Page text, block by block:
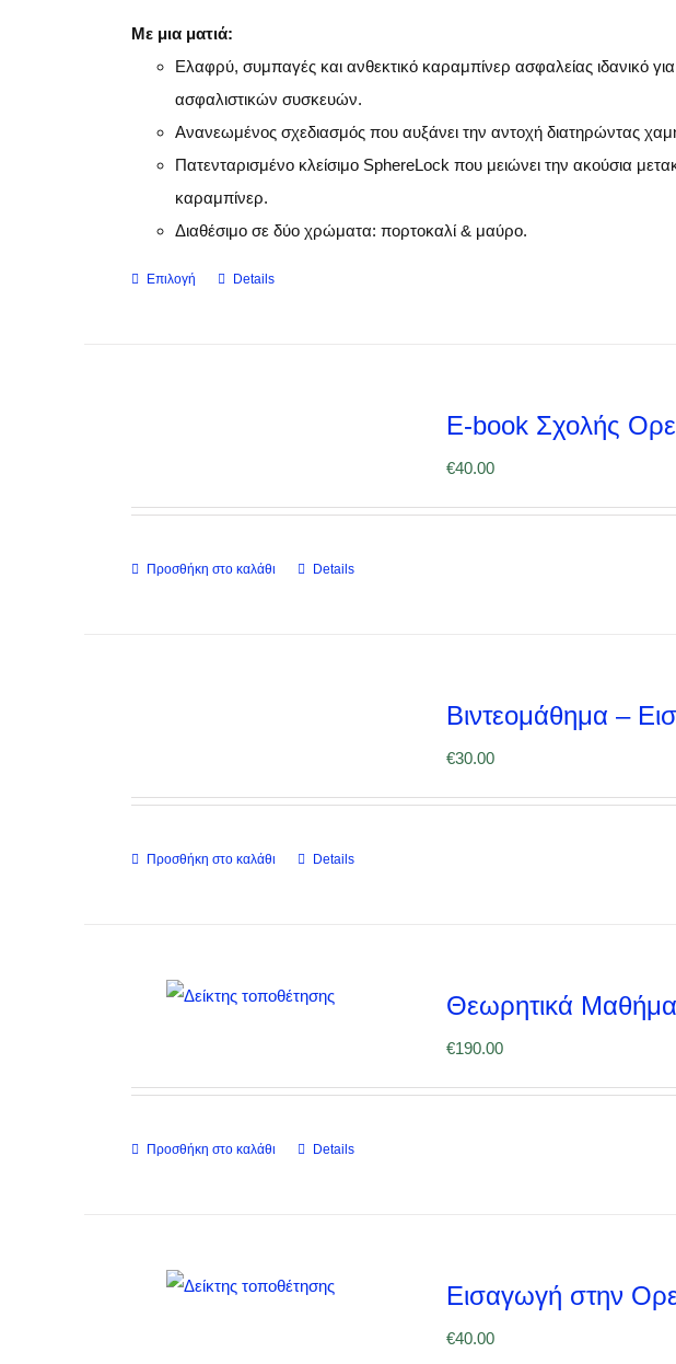
Με μια ματιά:
Ελαφρύ, συμπαγές και ανθεκτικό καραμπίνερ ασφαλείας ιδανικό
ασφαλιστικών συσκευών.
Ανανεωμένος σχεδιασμός που αυξάνει την αντοχή διατηρώντας
Πατενταρισμένο κλείσιμο SphereLock που μειώνει την ακούσια
καραμπίνερ.
Διαθέσιμο σε δύο χρώματα: πορτοκαλί & μαύρο.
Επιλογή
Αυτό
επιλογές
να
Details
E-book Σχολής
€40.00
Προσθήκη στο καλάθι Details
Βιντεομάθημα –
€30.00
Προσθήκη στο καλάθι Details
Θεωρητικά
€190.00
Προσθήκη στο καλάθι Details
Εισαγωγή στην
€40.00